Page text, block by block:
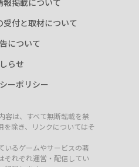
報掲載について
受付と取材について
について
らせ
ーポリシー
容は、すべて無断転載を禁
を除き、リンクについてはそ
いるゲームやサービスの著
それぞれ運営・配信してい